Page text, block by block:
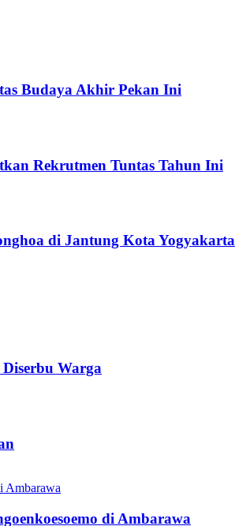
Budaya Akhir Pekan Ini
Rekrutmen Tuntas Tahun Ini
di Jantung Kota Yogyakarta
Warga
di Ambarawa